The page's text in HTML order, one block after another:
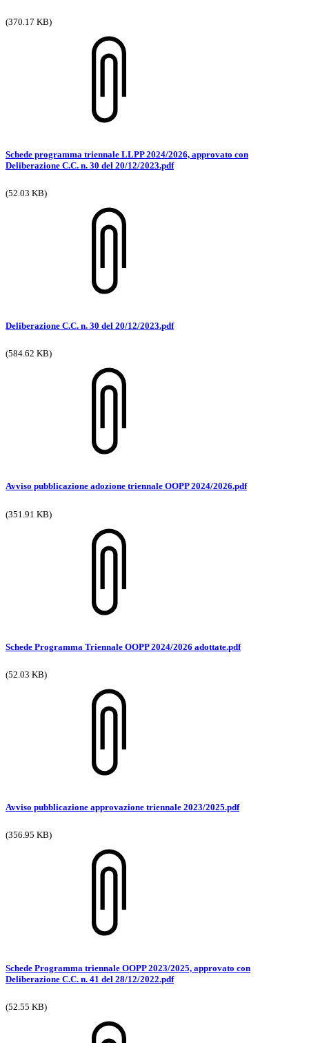
(370.17 KB)
Schede programma triennale LLPP 2024/2026, approvato con
Deliberazione C.C. n. 30 del 20/12/2023.pdf
(52.03 KB)
Deliberazione C.C. n. 30 del 20/12/2023.pdf
(584.62 KB)
Avviso pubblicazione adozione triennale OOPP 2024/2026.pdf
(351.91 KB)
Schede Programma Triennale OOPP 2024/2026 adottate.pdf
(52.03 KB)
Avviso pubblicazione approvazione triennale 2023/2025.pdf
(356.95 KB)
Schede Programma triennale OOPP 2023/2025, approvato con
Deliberazione C.C. n. 41 del 28/12/2022.pdf
(52.55 KB)